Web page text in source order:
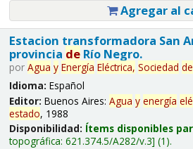
Agregar al
Estacion transformadora San
provincia deRío Negro.
por Agua y Energía Eléctrica, Sociedad de
Idioma: Español
Editor: Buenos Aires: Agua y energía
estado, 1988
Disponibilidad: Ítems disponibles
topográfica: 621.374.5/A282/v.3 (1).